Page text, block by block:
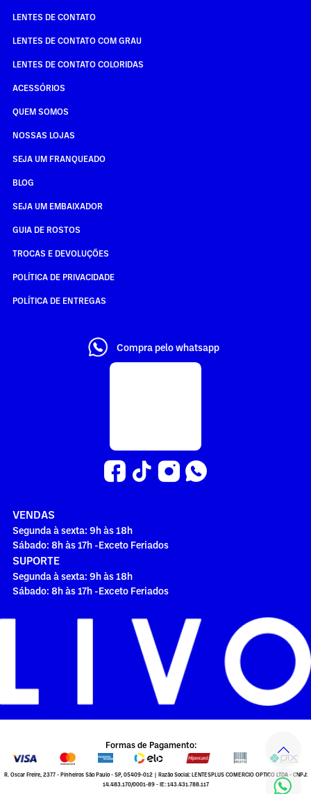
LENTES DE CONTATO
LENTES DE CONTATO COM GRAU
LENTES DE CONTATO COLORIDAS
ACESSÓRIOS
QUEM SOMOS
NOSSAS LOJAS
SEJA UM FRANQUEADO
BLOG
SEJA UM EMBAIXADOR
GUIA DE ROSTOS
TROCAS E DEVOLUÇÕES
POLÍTICA DE PRIVACIDADE
POLÍTICA DE ENTREGAS
Compra pelo whatsapp
VENDAS
Segunda à sexta: 9h às 18h
Sábado: 8h às 17h -Exceto Feriados
SUPORTE
Segunda à sexta: 9h às 18h
Sábado: 8h às 17h -Exceto Feriados
Formas de Pagamento:
R. Oscar Freire, 2377 - Pinheiros São Paulo - SP, 05409-012 | Razão Social: LENTESPLUS COMERCIO OPTICO LTDA - CNPJ:
14.483.170/0001-89 - IE: 143.431.788.117